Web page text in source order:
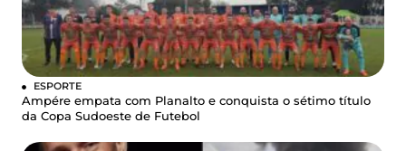
ESPORTE
Ampére empata com Planalto e conquista o sétimo título
da Copa Sudoeste de Futebol